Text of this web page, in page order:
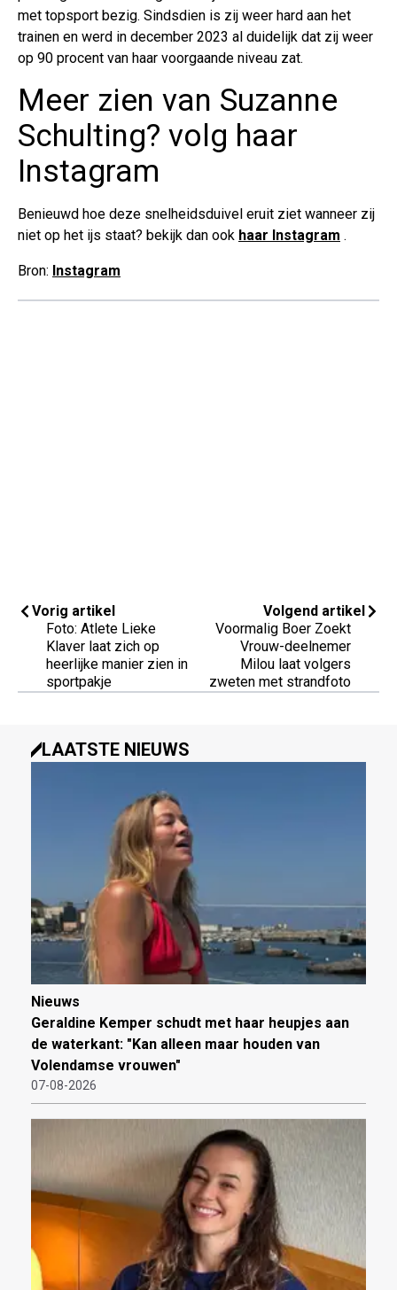
met topsport bezig. Sindsdien is zij weer hard aan het
trainen en werd in december 2023 al duidelijk dat zij weer
op 90 procent van haar voorgaande niveau zat.
Meer zien van Suzanne
Schulting? volg haar
Instagram
Benieuwd hoe deze snelheidsduivel eruit ziet wanneer zij
niet op het ijs staat? bekijk dan ook haar Instagram .
Bron: Instagram
Vorig artikel
Foto: Atlete Lieke
Klaver laat zich op
heerlijke manier zien in
sportpakje
Volgend artikel
Voormalig Boer Zoekt
Vrouw-deelnemer
Milou laat volgers
zweten met strandfoto
LAATSTE NIEUWS
Nieuws
Geraldine Kemper schudt met haar heupjes aan
de waterkant: "Kan alleen maar houden van
Volendamse vrouwen"
07-08-2026